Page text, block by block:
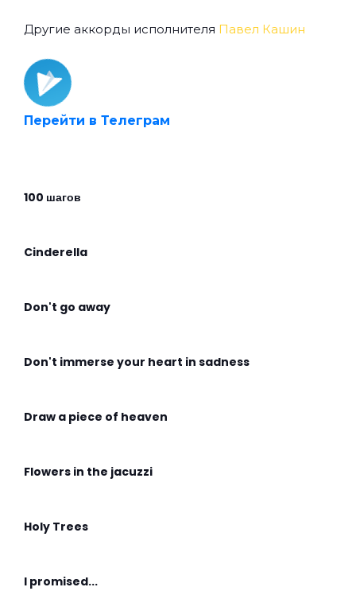
Другие аккорды исполнителя Павел Кашин
Перейти в Телеграм
100 шагов
Cinderella
Don't go away
Don't immerse your heart in sadness
Draw a piece of heaven
Flowers in the jacuzzi
Holy Trees
I promised...